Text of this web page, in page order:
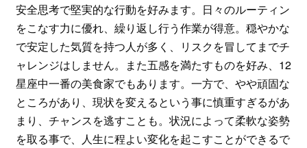
安全思考で堅実的な行動を好みます。日々のルーティン
をこなす力に優れ、繰り返し行う作業が得意。穏やかな
で安定した気質を持つ人が多く、リスクを冒してまでチ
ャレンジはしません。また五感を満たすものを好み、12
星座中一番の美食家でもあります。一方で、やや頑固な
ところがあり、現状を変えるという事に慎重すぎるがあ
まり、チャンスを逃すことも。状況によって柔軟な姿勢
を取る事で、人生に程よい変化を起こすことができるで